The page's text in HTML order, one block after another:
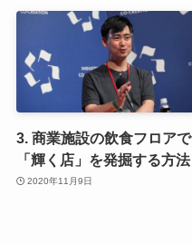
3. 商業施設の飲食フロアで
「輝く店」を発掘する方法
2020年11月9日